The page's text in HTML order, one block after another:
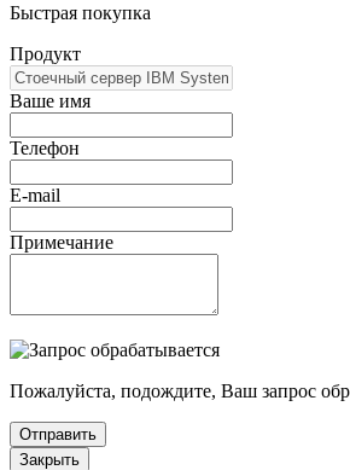
Быстрая покупка
Продукт
Ваше имя
Телефон
E-mail
Примечание
Пожалуйста, подождите, Ваш запрос
Отправить
Закрыть